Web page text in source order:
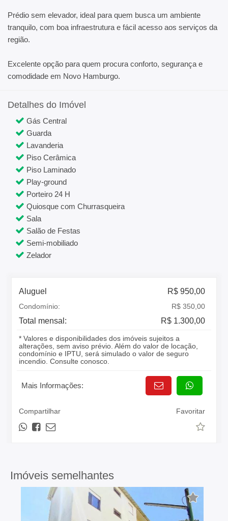
Prédio sem elevador, ideal para quem busca um ambiente
tranquilo, com boa infraestrutura e fácil acesso aos serviços da
região.
Excelente opção para quem procura conforto, segurança e
comodidade em Novo Hamburgo.
Detalhes do Imóvel
Gás Central
Guarda
Lavanderia
Piso Cerâmica
Piso Laminado
Play-ground
Porteiro 24 H
Quiosque com Churrasqueira
Sala
Salão de Festas
Semi-mobiliado
Zelador
Aluguel R$ 950,00
Condomínio: R$ 350,00
Total mensal: R$ 1.300,00
* Valores e disponibilidades dos imóveis sujeitos a
alterações, sem aviso prévio. Além do valor de locação,
condomínio e IPTU, será simulado o valor de seguro
incendio. Consulte conosco.
Mais Informações:
Compartilhar Favoritar
Imóveis semelhantes